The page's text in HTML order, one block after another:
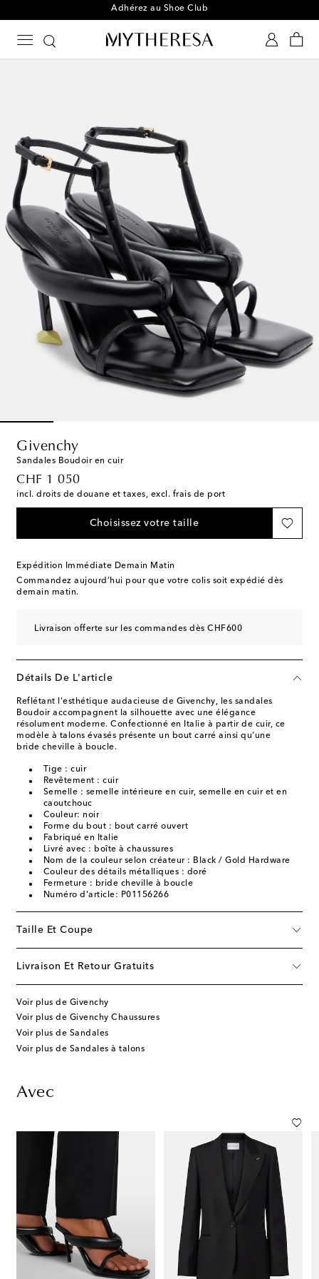
Adhérez au Shoe Club
Givenchy
Sandales Boudoir en cuir
CHF 1 050
original price
incl. droits de douane et taxes, excl. frais de port
Choisissez votre taille
Expédition Immédiate Demain Matin
Commandez aujourd’hui pour que votre colis soit expédié dès
demain matin.
Livraison offerte sur les commandes dès CHF600
Détails De L'article
Reflétant l'esthétique audacieuse de Givenchy, les sandales
Boudoir accompagnent la silhouette avec une élégance
résolument moderne. Confectionné en Italie à partir de cuir, ce
modèle à talons évasés présente un bout carré ainsi qu'une
bride cheville à boucle.
Tige : cuir
Revêtement : cuir
Semelle : semelle intérieure en cuir, semelle en cuir et en
caoutchouc
Couleur: noir
Forme du bout : bout carré ouvert
Fabriqué en Italie
Livré avec : boîte à chaussures
Nom de la couleur selon créateur : Black / Gold Hardware
Couleur des détails métalliques : doré
Fermeture : bride cheville à boucle
Numéro d'article: P01156266
Taille Et Coupe
Livraison Et Retour Gratuits
Voir plus de Givenchy
Voir plus de Givenchy Chaussures
Voir plus de Sandales
Voir plus de Sandales à talons
Avec